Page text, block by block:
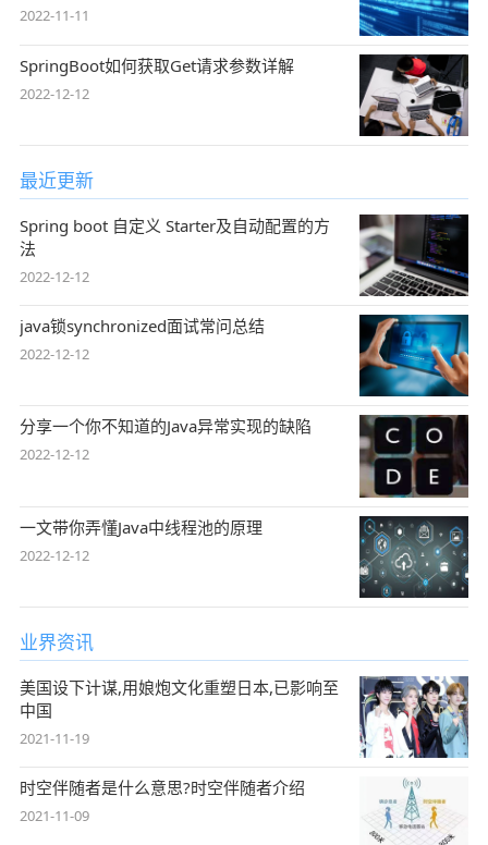
2022-11-11
SpringBoot如何获取Get请求参数详解
2022-12-12
最近更新
Spring boot 自定义 Starter及自动配置的方
法
2022-12-12
java锁synchronized面试常问总结
2022-12-12
分享一个你不知道的Java异常实现的缺陷
2022-12-12
一文带你弄懂Java中线程池的原理
2022-12-12
业界资讯
美国设下计谋,用娘炮文化重塑日本,已影响至
中国
2021-11-19
时空伴随者是什么意思?时空伴随者介绍
2021-11-09